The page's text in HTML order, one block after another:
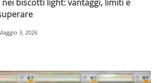
biscotti light: vantaggi, limiti e
3, 2026